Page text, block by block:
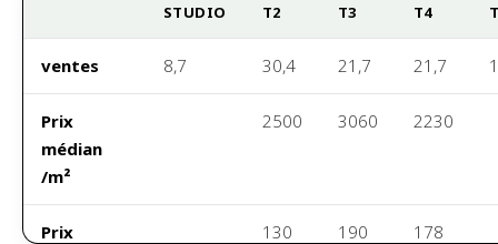
STUDIO T2 T3 T4
ventes 8,7 30,4 21,7 21,7
Prix
médian
/m²
2500 3060 2230
Prix
130
190
178